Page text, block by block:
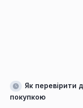
Як перевірити
покупкою